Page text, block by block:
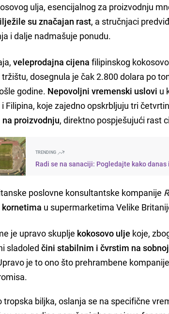
ulja, esencijalnog za proizvodnju
su značajan rast, a stručnjaci
i dalje nadmašuje ponudu.
veleprodajna cijena filipinskog
dosegnula je čak 2.800 dolara po
godine. Nepovoljni vremenski uslovi u
Filipina, koje zajedno opskrbljuju tri
proizvodnju, direktno pospješujući rast
TRENDING
Radi se na sanaciji: Pogledajte kako
poslovne konsultantske kompanije
u supermarketima Velike
je upravo skuplje kokosovo ulje koje,
sladoledčini stabilnim i čvrstim na
je to ono što prehrambene
tropska biljka, oslanja se na specifične